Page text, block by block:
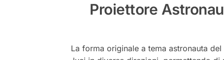
Proiettore
La forma originale a tema astronauta